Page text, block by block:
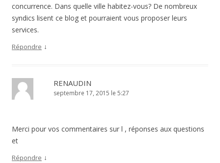
concurrence. Dans quelle ville habitez-vous? De nombreux
syndics lisent ce blog et pourraient vous proposer leurs
services.
Répondre ↓
RENAUDIN
septembre 17, 2015 le 5:27
Merci pour vos commentaires sur l , réponses aux questions
et
Répondre ↓